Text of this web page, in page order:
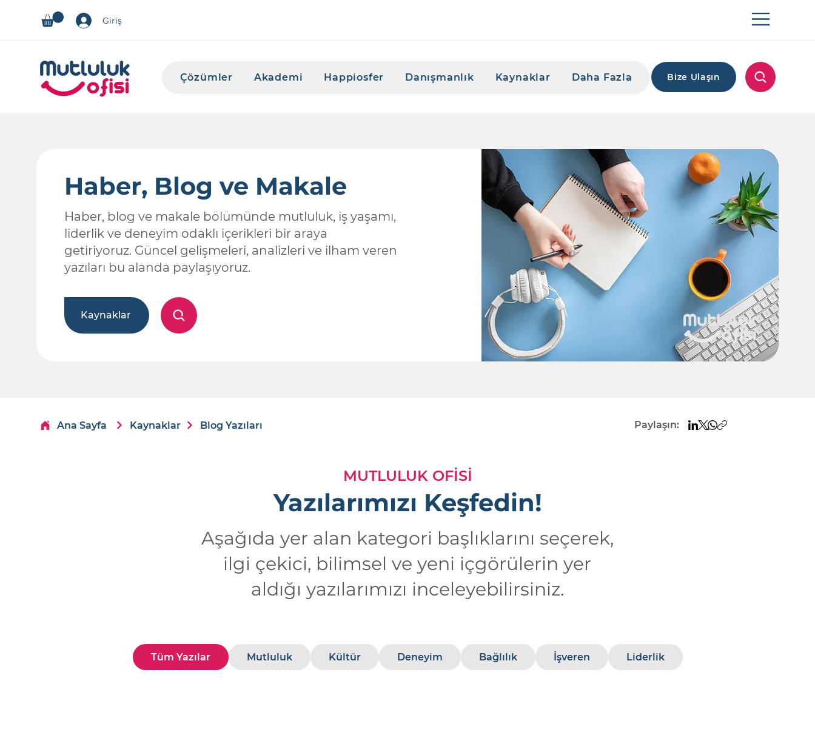
Giriş
Çözümler Akademi Happiosfer Danışmanlık Kaynaklar Daha Fazla Bize Ulaşın
Haber, Blog ve Makale
Haber, blog ve makale bölümünde mutluluk, iş yaşamı,
liderlik ve deneyim odaklı içerikleri bir araya
getiriyoruz. Güncel gelişmeleri, analizleri ve ilham veren
yazıları bu alanda paylaşıyoruz.
Kaynaklar
Ana Sayfa Kaynaklar Blog Yazıları Paylaşın:
MUTLULUK OFİSİ
Yazılarımızı Keşfedin!
Aşağıda yer alan kategori başlıklarını seçerek,
ilgi çekici, bilimsel ve yeni içgörülerin yer
aldığı yazılarımızı inceleyebilirsiniz.
Tüm Yazılar Mutluluk Kültür Deneyim Bağlılık İşveren Liderlik